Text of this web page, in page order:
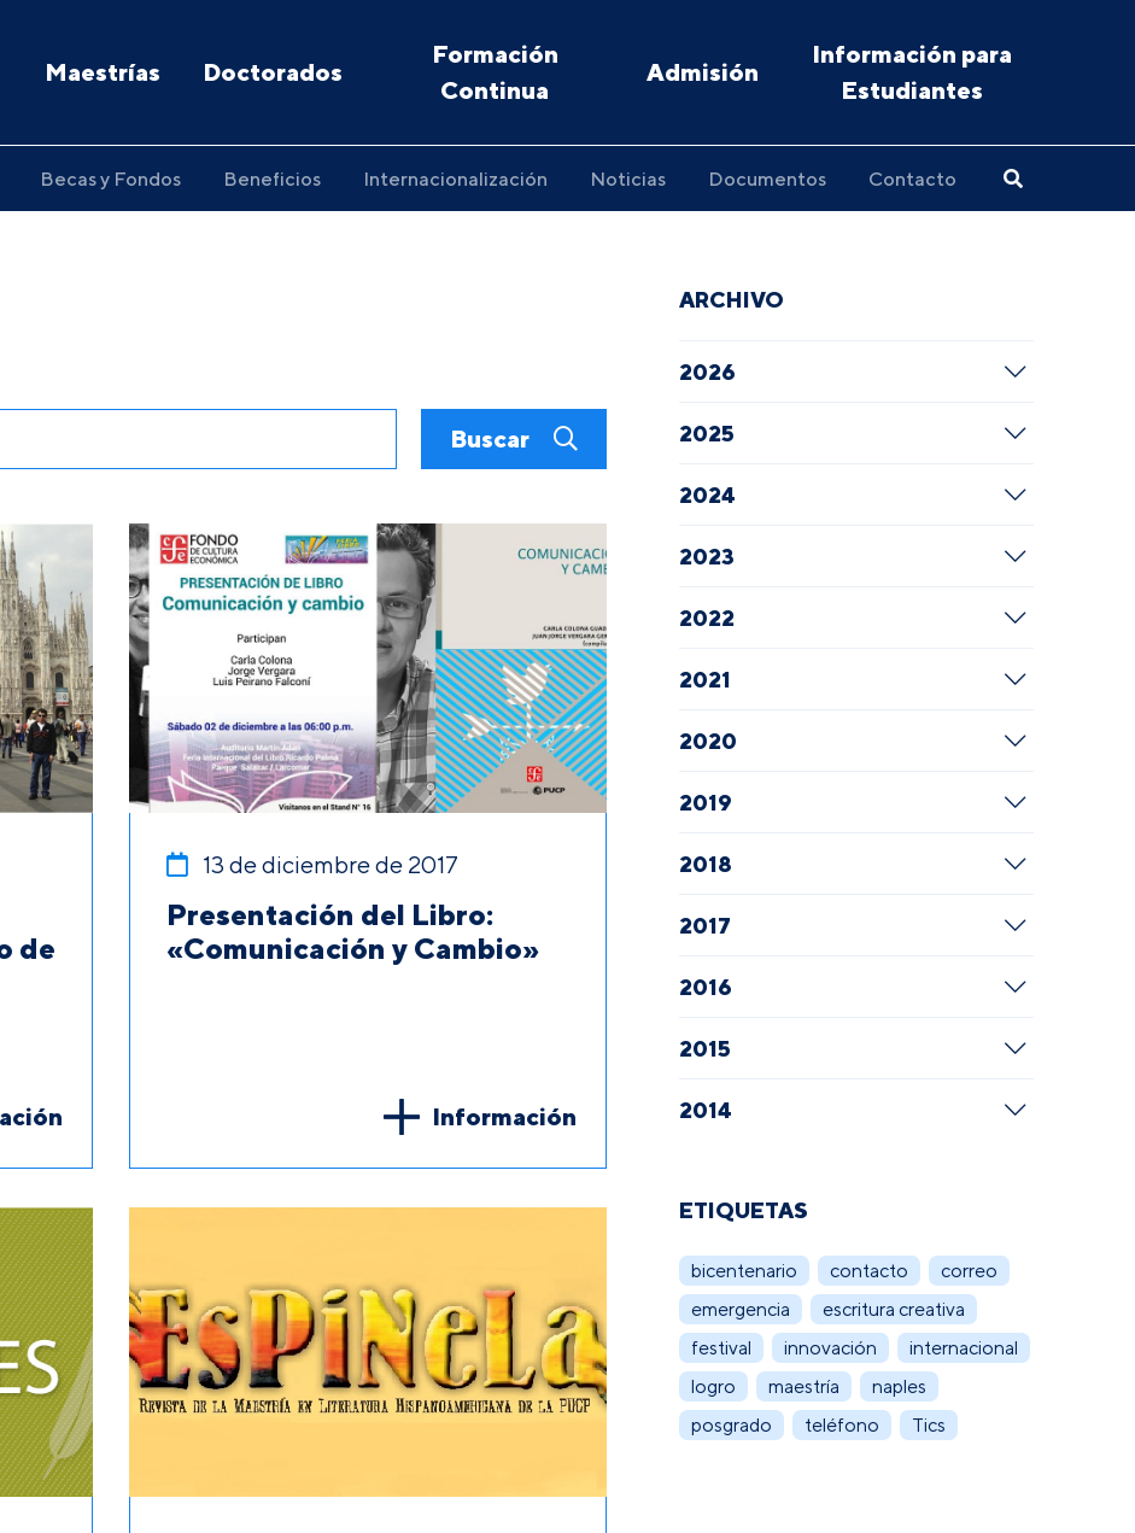
Maestrías Doctorados
Formación
Continua
Admisión
Información para
Estudiantes
Becas y Fondos Beneficios Internacionalización Noticias Documentos Contacto
Buscar
de
13 de diciembre de 2017
Presentación del Libro:
«Comunicación y Cambio»
Información
ARCHIVO
2026
2025
2024
2023
2022
2021
2020
2019
2018
2017
2016
2015
2014
ETIQUETAS
bicentenario contacto
correo
emergencia
escritura creativa
festival
innovación
internacional
logro
maestría
naples
posgrado
teléfono Tics